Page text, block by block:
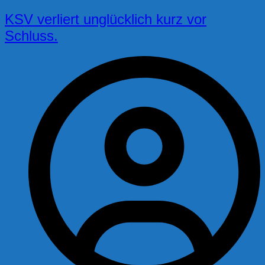
KSV verliert unglücklich kurz vor
Schluss.